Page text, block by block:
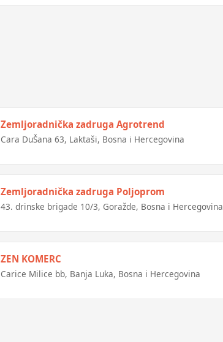
Zemljoradnička zadruga Agrotrend
Cara DuŠana 63, Laktaši, Bosna i Hercegovina
Zemljoradnička zadruga Poljoprom
43. drinske brigade 10/3, Goražde, Bosna i Hercegovina
ZEN KOMERC
Carice Milice bb, Banja Luka, Bosna i Hercegovina